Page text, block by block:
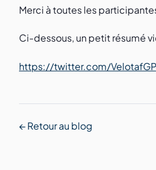
Merci à toutes les
Ci-dessous, un petit résumé
https://twitter.com/
← Retour au blog